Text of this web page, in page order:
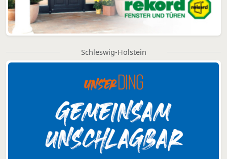
Schleswig-Holstein